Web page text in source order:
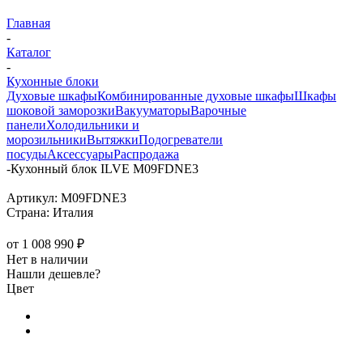
Главная
-
Каталог
-
Кухонные блоки
Духовые шкафыКомбинированные духовые шкафыШкафы
шоковой заморозкиВакууматорыВарочные
панелиХолодильники и
морозильникиВытяжкиПодогреватели
посудыАксессуарыРаспродажа
-Кухонный блок ILVE M09FDNE3
Артикул: M09FDNE3
Страна: Италия
от 1 008 990 ₽
Нет в наличии
Нашли дешевле?
Цвет